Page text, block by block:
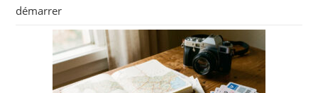
démarrer